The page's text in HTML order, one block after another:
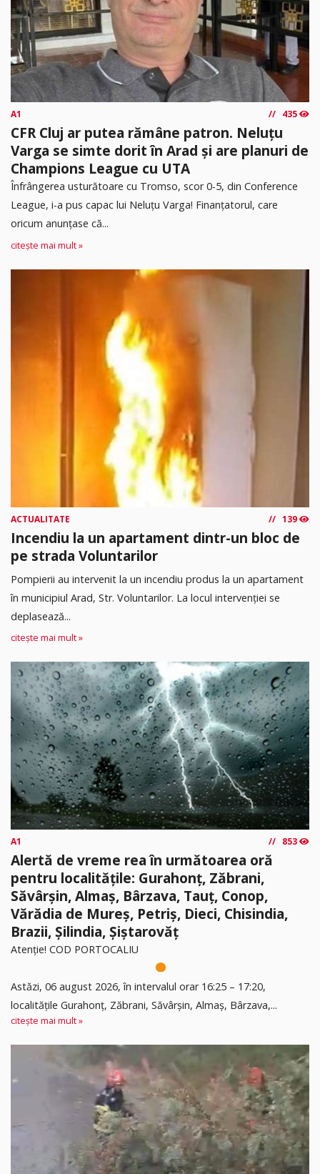
A1 435
CFR Cluj ar putea rămâne patron. Neluțu
Varga se simte dorit în Arad și are planuri de
Champions League cu UTA
Înfrângerea usturătoare cu Tromso, scor 0-5, din Conference
League, i-a pus capac lui Neluțu Varga! Finanțatorul, care
oricum anunțase că...
citește mai mult »
ACTUALITATE 139
Incendiu la un apartament dintr-un bloc de
pe strada Voluntarilor
Pompierii au intervenit la un incendiu produs la un apartament
în municipiul Arad, Str. Voluntarilor. La locul intervenției se
deplasează...
citește mai mult »
A1 853
Alertă de vreme rea în următoarea oră
pentru localitățile: Gurahonț, Zăbrani,
Săvârșin, Almaș, Bârzava, Tauț, Conop,
Vărădia de Mureș, Petriș, Dieci, Chisindia,
Brazii, Șilindia, Șiștarovăț
Atenție! COD PORTOCALIU
Astăzi, 06 august 2026, în intervalul orar 16:25 – 17:20,
localitățile Gurahonț, Zăbrani, Săvârșin, Almaș, Bârzava,...
citește mai mult »